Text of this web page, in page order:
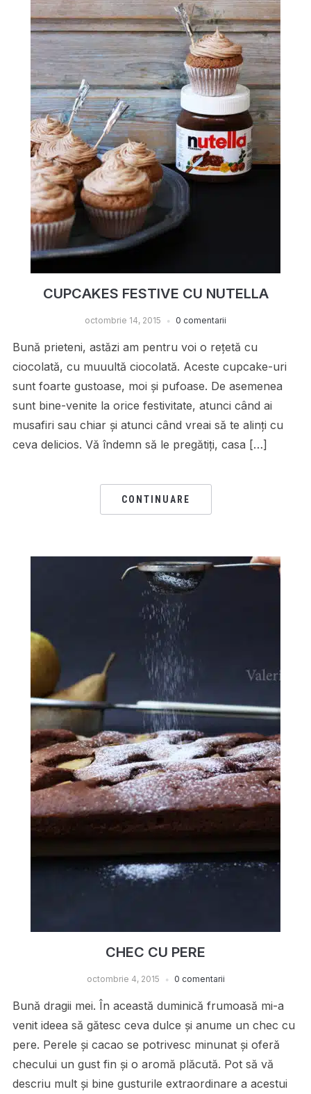
CUPCAKES FESTIVE CU NUTELLA
octombrie 14, 2015 0 comentarii
Bună prieteni, astăzi am pentru voi o rețetă cu
ciocolată, cu muuultă ciocolată. Aceste cupcake-uri
sunt foarte gustoase, moi și pufoase. De asemenea
sunt bine-venite la orice festivitate, atunci când ai
musafiri sau chiar și atunci când vreai să te alinți cu
ceva delicios. Vă îndemn să le pregătiți, casa […]
CONTINUARE
CHEC CU PERE
octombrie 4, 2015 0 comentarii
Bună dragii mei. În această duminică frumoasă mi-a
venit ideea să gătesc ceva dulce și anume un chec cu
pere. Perele și cacao se potrivesc minunat și oferă
checului un gust fin și o aromă plăcută. Pot să vă
descriu mult și bine gusturile extraordinare a acestui